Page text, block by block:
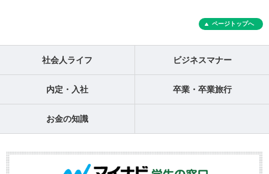
ページトップへ
社会人ライフ ビジネスマナー
内定・入社 卒業・卒業旅行
お金の知識